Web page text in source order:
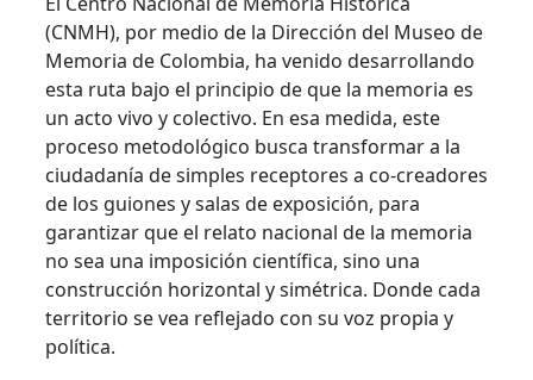
(CNMH), por medio de la Dirección del Museo de
Memoria de Colombia, ha venido desarrollando
esta ruta bajo el principio de que la memoria es
un acto vivo y colectivo. En esa medida, este
proceso metodológico busca transformar a la
ciudadanía de simples receptores a co-creadores
de los guiones y salas de exposición, para
garantizar que el relato nacional de la memoria
no sea una imposición científica, sino una
construcción horizontal y simétrica. Donde cada
territorio se vea reflejado con su voz propia y
política.